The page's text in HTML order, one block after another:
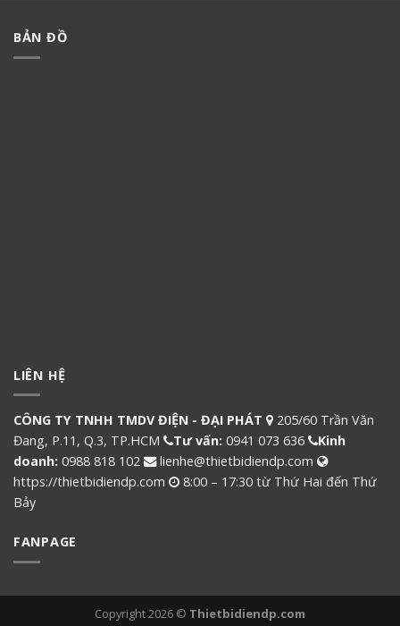
BẢN ĐỒ
LIÊN HỆ
CÔNG TY TNHH TMDV ĐIỆN - ĐẠI PHÁT
205/60 Trần Văn
Đang, P.11, Q.3, TP.HCM
Tư vấn: 0941 073 636
Kinh
doanh: 0988 818 102
lienhe@thietbidiendp.com
https://thietbidiendp.com
8:00 – 17:30 từ Thứ Hai đến Thứ
Bảy
FANPAGE
Copyright 2026 © Thietbidiendp.com